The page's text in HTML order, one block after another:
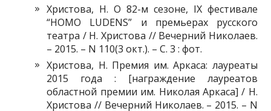
Христова, Н. О 82-м сезоне, IX фестивале
“HOMO LUDENS” и премьерах русского
театра / Н. Христова // Вечерний Николаев.
– 2015. – N 110(3 окт.). – С. 3 : фот.
Христова, Н. Премия им. Аркаса: лауреаты
2015 года : [награждение лауреатов
областной премии им. Николая Аркаса] / Н.
Христова // Вечерний Николаев. – 2015. – N